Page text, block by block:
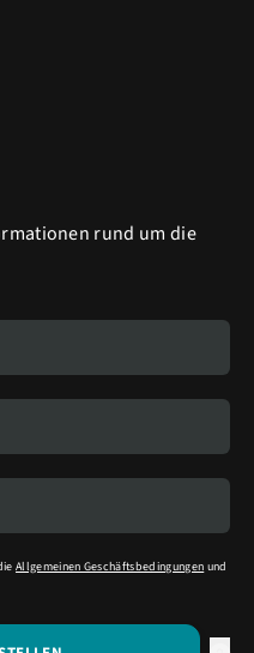
rund um die
Allgemeinen Geschäftsbedingungen und